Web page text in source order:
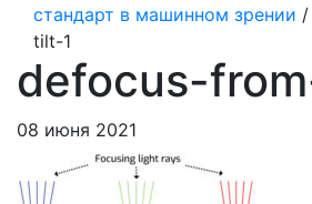
стандарт в машинном зрении
tilt-1
defocus-
08 июня 2021